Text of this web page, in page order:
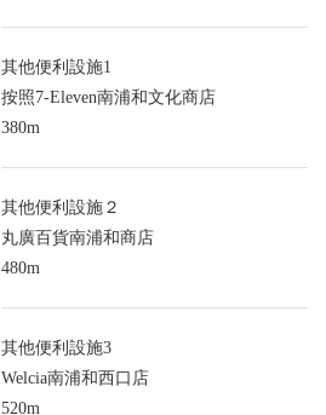
其他便利設施1
按照7-Eleven南浦和文化商店
380m
其他便利設施２
丸廣百貨南浦和商店
480m
其他便利設施3
Welcia南浦和西口店
520m